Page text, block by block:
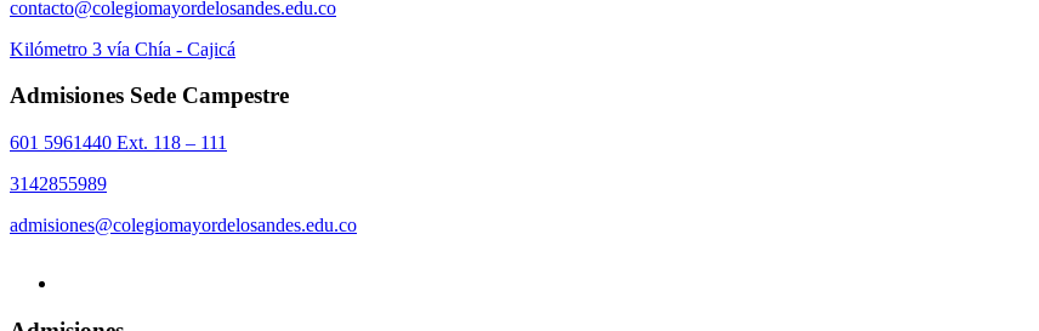
contacto@colegiomayordelosandes.edu.co
Kilómetro 3 vía Chía - Cajicá
Admisiones Sede Campestre
601 5961440 Ext. 118 – 111
3142855989
admisiones@colegiomayordelosandes.edu.co